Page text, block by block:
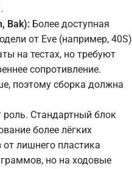
Bak): Более доступная
от Eve (например, 40S)
на тестах, но требуют
сопротивление.
поэтому сборка должна
роль. Стандартный блок
более лёгких
лишнего пластика
но на ходовые